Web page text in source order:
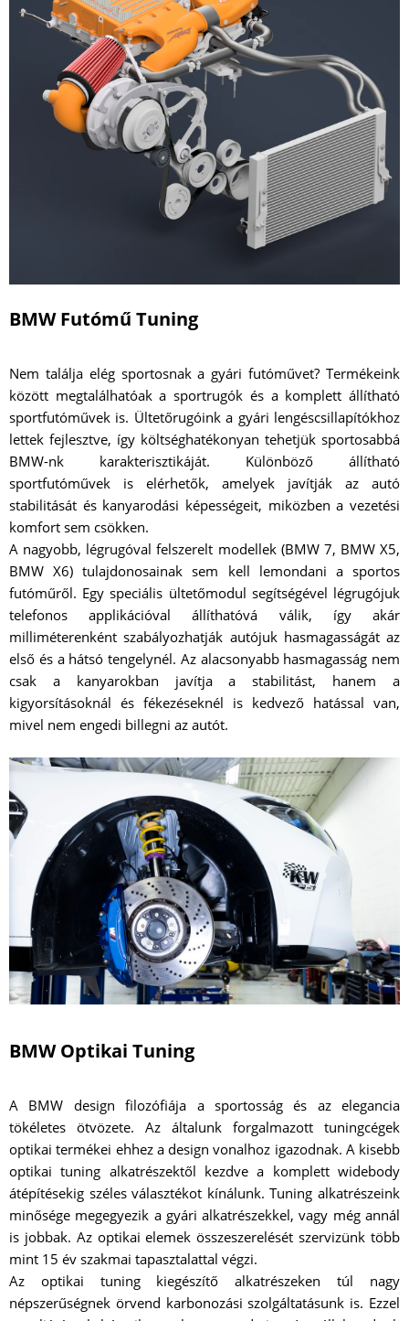
BMW Futómű Tuning
Nem találja elég sportosnak a gyári futóművet? Termékeink
között megtalálhatóak a sportrugók és a komplett állítható
sportfutóművek is. Ültetőrugóink a gyári lengéscsillapítókhoz
lettek fejlesztve, így költséghatékonyan tehetjük sportosabbá
BMW-nk karakterisztikáját. Különböző állítható
sportfutóművek is elérhetők, amelyek javítják az autó
stabilitását és kanyarodási képességeit, miközben a vezetési
komfort sem csökken.
A nagyobb, légrugóval felszerelt modellek (BMW 7, BMW X5,
BMW X6) tulajdonosainak sem kell lemondani a sportos
futóműről. Egy speciális ültetőmodul segítségével légrugójuk
telefonos applikációval állíthatóvá válik, így akár
milliméterenként szabályozhatják autójuk hasmagasságát az
első és a hátsó tengelynél. Az alacsonyabb hasmagasság nem
csak a kanyarokban javítja a stabilitást, hanem a
kigyorsításoknál és fékezéseknél is kedvező hatással van,
mivel nem engedi billegni az autót.
BMW Optikai Tuning
A BMW design filozófiája a sportosság és az elegancia
tökéletes ötvözete. Az általunk forgalmazott tuningcégek
optikai termékei ehhez a design vonalhoz igazodnak. A kisebb
optikai tuning alkatrészektől kezdve a komplett widebody
átépítésekig széles választékot kínálunk. Tuning alkatrészeink
minősége megegyezik a gyári alkatrészekkel, vagy még annál
is jobbak. Az optikai elemek összeszerelését szervizünk több
mint 15 év szakmai tapasztalattal végzi.
Az optikai tuning kiegészítő alkatrészeken túl nagy
népszerűségnek örvend karbonozási szolgáltatásunk is. Ezzel